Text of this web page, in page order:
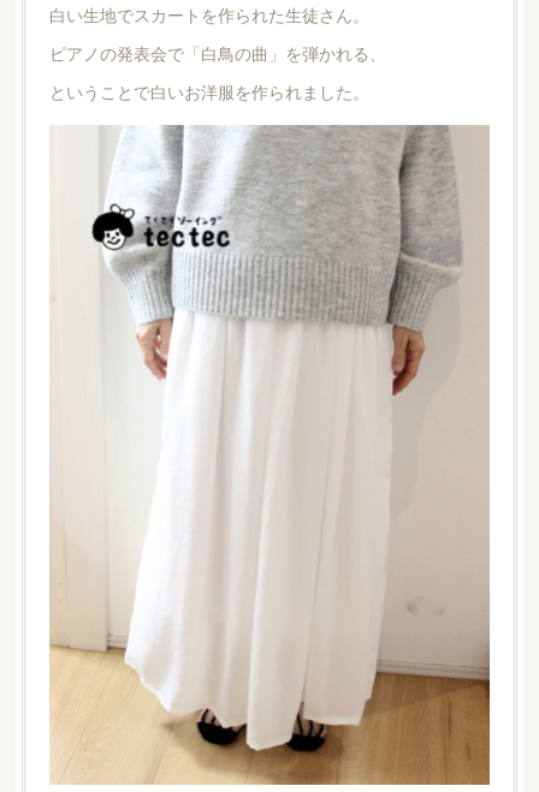
白い生地でスカートを作られた生徒さん。
ピアノの発表会で「白鳥の曲」を弾かれる、
ということで白いお洋服を作られました。